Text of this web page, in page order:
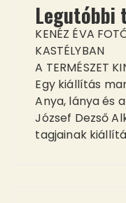
Legutóbbi
KENÉZ ÉVA
KASTÉLYBAN
A TERMÉSZET
Egy kiállítás
Anya, lánya és
József Dezső
tagjainak